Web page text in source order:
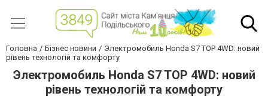
Головна Бізнес новини
Электромобиль Honda S7 TOP 4WD: новий
рівень технологій та комфорту
Электромобиль Honda S7 TOP 4WD: новий
рівень технологій та комфорту